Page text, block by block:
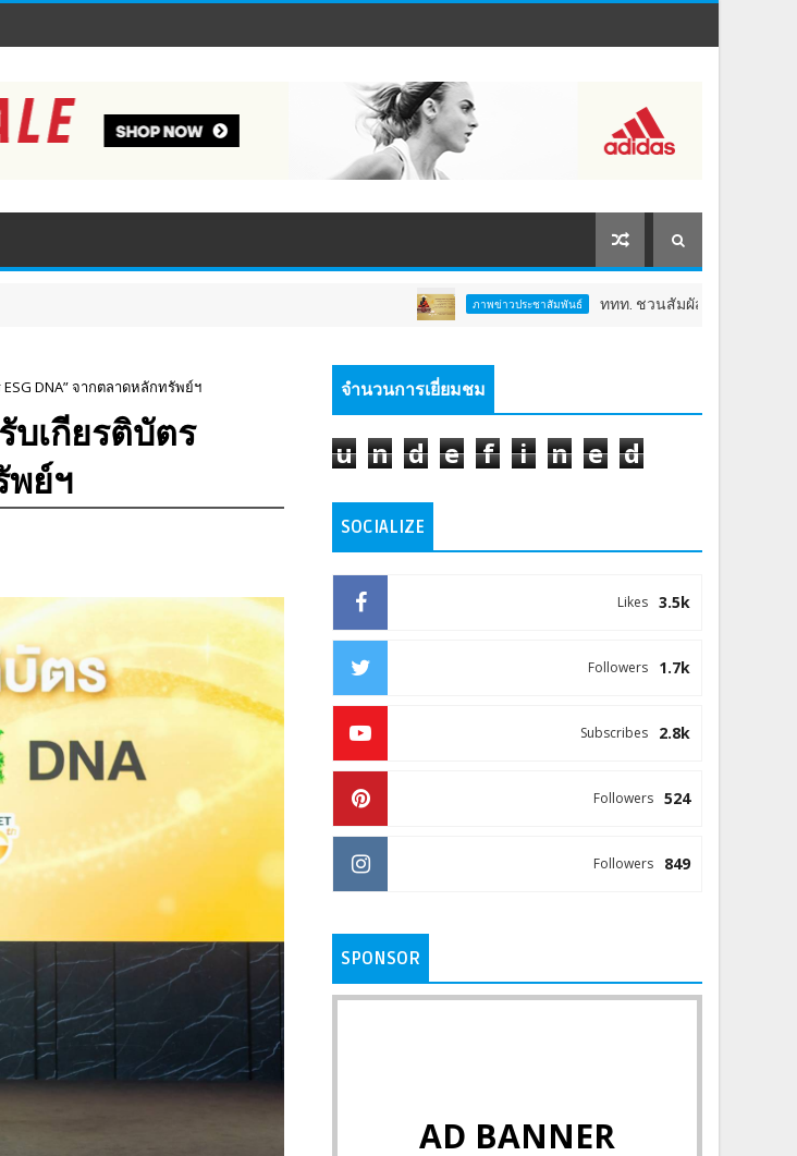
ภาพข่าวประชาสัมพันธ์ ททท. ชวนสัมผัสพลังแห่งศรัทธา ร่วมงา
DNA” จากตลาดหลักทรัพย์ฯ
บเกียรติบัตร
พย์ฯ
จำนวนการเยี่ยมชม
u n d e f i n e d
SOCIALIZE
3.5k
Likes
1.7k
Followers
2.8k
Subscribes
524
Followers
849
Followers
SPONSOR
AD BANNER